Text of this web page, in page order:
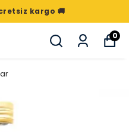
kargo 🚚
0